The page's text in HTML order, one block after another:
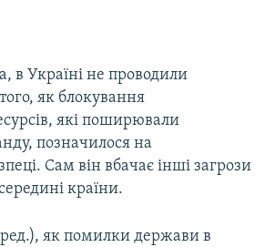
в Україні не проводили
як блокування
які поширювали
позначилося на
Сам він вбачає інші загрози
країни.
як помилки держави в